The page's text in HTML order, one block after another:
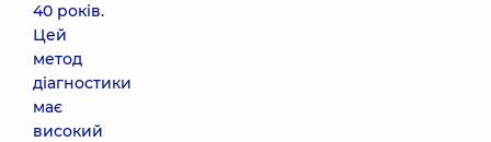
40 років.
Цей
метод
діагностики
має
високий